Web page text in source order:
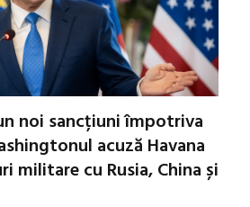
noi sancțiuni împotriva
acuză Havana
militare cu Rusia, China și